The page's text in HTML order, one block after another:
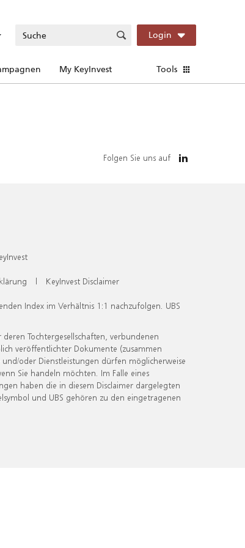
Login
My KeyInvest Tools
Folgen Sie uns auf
| KeyInvest Disclaimer
Index im Verhältnis 1:1 nachzufolgen. UBS
Tochtergesellschaften, verbundenen
veröffentlichter Dokumente (zusammen
oder Dienstleistungen dürfen möglicherweise
Sie handeln möchten. Im Falle eines
haben die in diesem Disclaimer dargelegten
und UBS gehören zu den eingetragenen